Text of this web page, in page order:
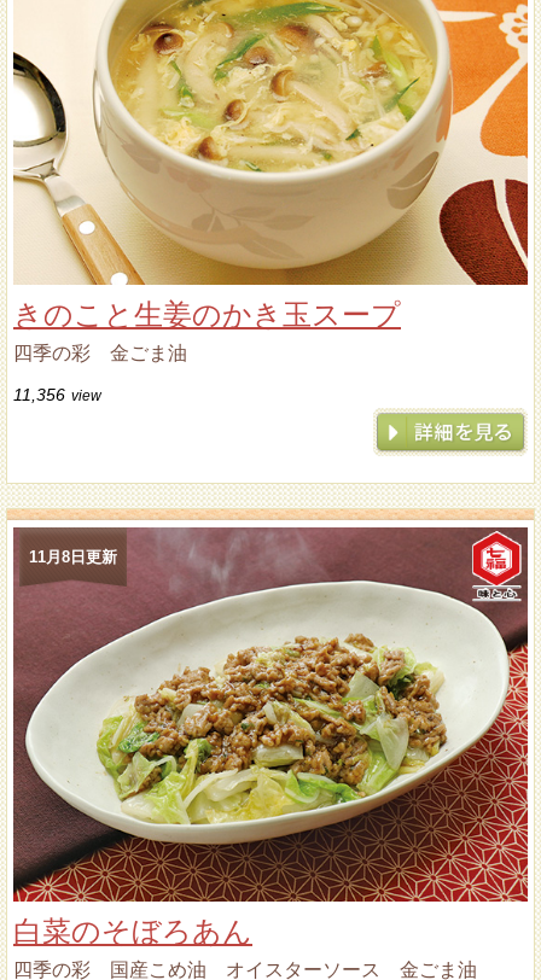
きのこと生姜のかき玉スープ
四季の彩 金ごま油
11,356 view
11月8日更新
白菜のそぼろあん
四季の彩 国産こめ油 オイスターソース 金ごま油